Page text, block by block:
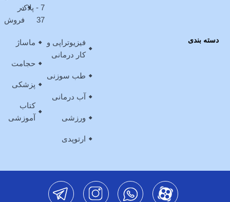
7 - پلاک
37
در
فروش
دسته بندی
فیزیوتراپی و
کار درمانی
طب سوزنی
آب درمانی
ورزشی
ارتوپدی
ماساژ
حجامت
پزشکی
کتاب
آموزشی